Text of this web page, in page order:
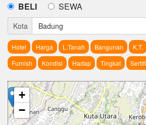
BELI SEWA
Kota Badung
Hotel Harga L.Tanah Bangunan K.T.
Furnish
Kondisi Hadap Tingkat
+
−